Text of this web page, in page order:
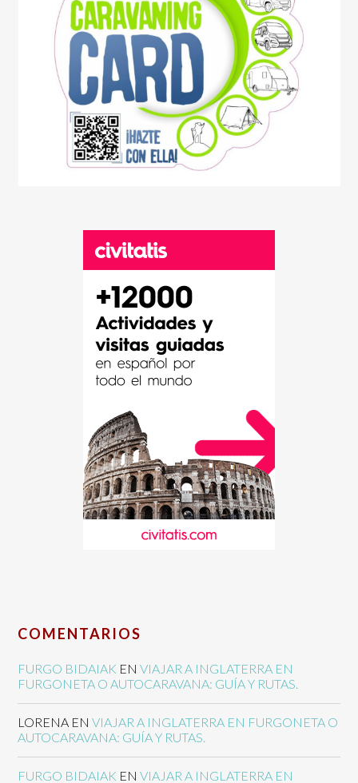
COMENTARIOS
FURGO BIDAIAK ENVIAJAR A INGLATERRA EN
FURGONETA O AUTOCARAVANA: GUÍA Y RUTAS.
LORENA ENVIAJAR A INGLATERRA EN FURGONETA O
AUTOCARAVANA: GUÍA Y RUTAS.
FURGO BIDAIAK ENVIAJAR A INGLATERRA EN